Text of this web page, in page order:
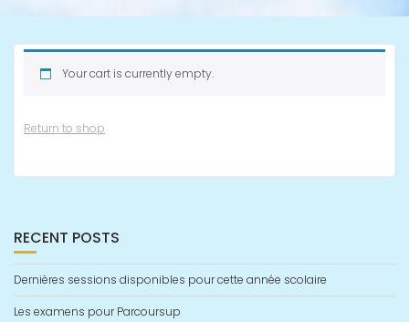
Your cart is currently empty.
Return to shop
RECENT POSTS
Dernières sessions disponibles pour cette année scolaire
Les examens pour Parcoursup